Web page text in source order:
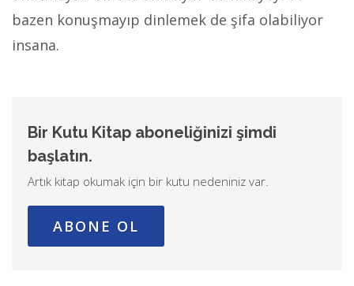
bazen konuşmayıp dinlemek de şifa olabiliyor
insana.
Bir Kutu Kitap aboneliğinizi şimdi
başlatın.
Artık kitap okumak için bir kutu nedeniniz var.
ABONE OL